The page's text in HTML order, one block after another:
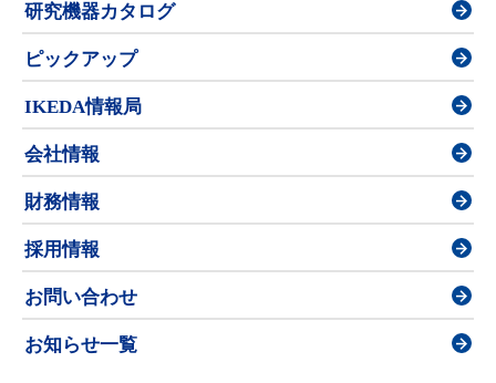
研究機器カタログ
ピックアップ
IKEDA情報局
会社情報
財務情報
採用情報
お問い合わせ
お知らせ一覧